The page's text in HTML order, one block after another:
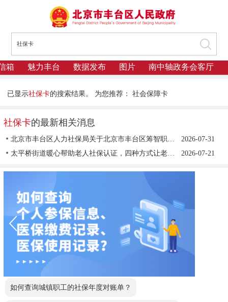
箱 魅力丰台 数据发布 图片 南中轴政务会客厅
已显示社保卡的搜索结果。 为您推荐： 社会保障卡
社保卡的最新相关消息
2026-07-31
北京市丰台区人力社保局关于北京市丰台区筹智职业技能培训学校申请终止办学的批复
2026-07-21
太平桥街道暖心帮助老人社保认证，四种方式让老人少跑腿、不犯难
如何查询城镇职工的社保年度对账单？